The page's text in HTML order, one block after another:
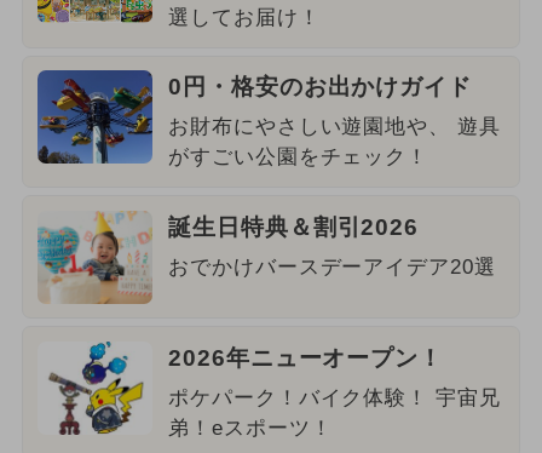
選してお届け！
0円・格安のお出かけガイド
お財布にやさしい遊園地や、 遊具
がすごい公園をチェック！
誕生日特典＆割引2026
おでかけバースデーアイデア20選
2026年ニューオープン！
ポケパーク！バイク体験！ 宇宙兄
弟！eスポーツ！